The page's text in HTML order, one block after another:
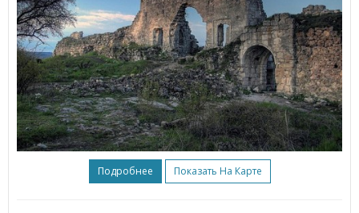
Подробнее Показать На Карте